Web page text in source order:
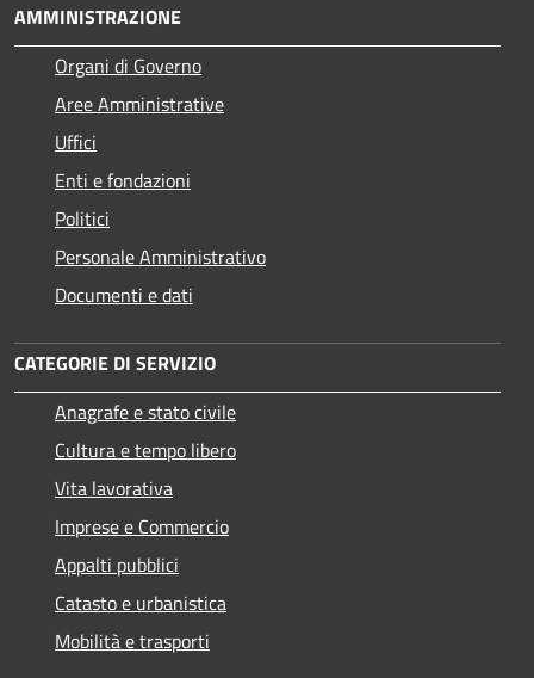
AMMINISTRAZIONE
Organi di Governo
Aree Amministrative
Uffici
Enti e fondazioni
Politici
Personale Amministrativo
Documenti e dati
CATEGORIE DI SERVIZIO
Anagrafe e stato civile
Cultura e tempo libero
Vita lavorativa
Imprese e Commercio
Appalti pubblici
Catasto e urbanistica
Mobilità e trasporti